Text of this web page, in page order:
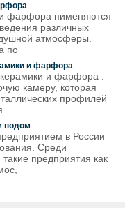
фарфора пименяются
различных
атмосферы.
по
и фарфора
и фарфора .
камеру, которая
профилей
подом
в России
Среди
предприятия как